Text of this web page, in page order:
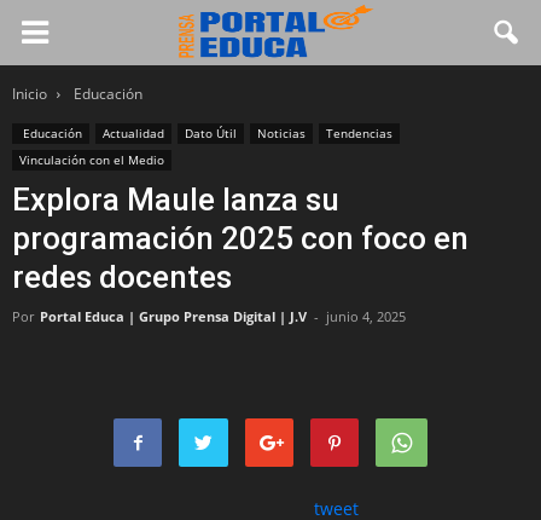
Inicio Educación
Educación Actualidad Dato Útil Noticias
Tendencias
Vinculación con el Medio
Explora Maule lanza su
programación 2025 con foco en
redes docentes
Por Portal Educa | Grupo Prensa Digital | J.V - junio 4, 2025
tweet